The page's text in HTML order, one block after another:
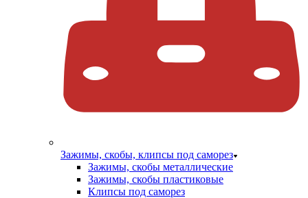
Зажимы, скобы, клипсы под саморез
Зажимы, скобы металлические
Зажимы, скобы пластиковые
Клипсы под саморез